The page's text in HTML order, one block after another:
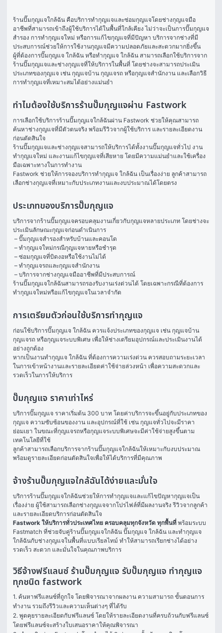
ร้านปั๊มกุญแจใกล้ฉัน คือบริการทำกุญแจและซ่อมกุญแจโดยช่างกุญแจมือ
อาชีพที่สามารถเข้าถึงผู้ใช้บริการได้ในพื้นที่ใกล้เคียง ไม่ว่าจะเป็นการปั๊มกุญแจ
สำรอง การทำกุญแจใหม่ หรือการแก้ไขกุญแจที่มีปัญหา บริการจากช่างที่มี
ประสบการณ์ช่วยให้การใช้งานกุญแจมีความปลอดภัยและสะดวกมากยิ่งขึ้น
ผู้ที่ต้องการปั๊มกุญแจ ใกล้ฉัน หรือทํากุญแจ ใกล้ฉัน สามารถเลือกใช้บริการจาก
ร้านปั๊มกุญแจและช่างกุญแจที่ให้บริการในพื้นที่ โดยช่างจะสามารถประเมิน
ประเภทของกุญแจ เช่น กุญแจบ้าน กุญแจรถ หรือกุญแจสำนักงาน และเลือกวิธี
การทำกุญแจที่เหมาะสมได้อย่างแม่นยำ
ทำไมต้องใช้บริการร้านปั๊มกุญแจผ่าน Fastwork
การเลือกใช้บริการร้านปั๊มกุญแจใกล้ฉันผ่าน Fastwork ช่วยให้คุณสามารถ
ค้นหาช่างกุญแจที่มีตัวตนจริง พร้อมรีวิวจากผู้ใช้บริการ และรายละเอียดงาน
ก่อนตัดสินใจ
ร้านปั๊มกุญแจและช่างกุญแจสามารถให้บริการได้ทั้งงานปั๊มกุญแจทั่วไป งาน
ทำกุญแจใหม่ และงานแก้ไขกุญแจที่เสียหาย โดยมีความแม่นยำและใช้เครื่อง
มือเฉพาะทางในการทำงาน
Fastwork ช่วยให้การจองบริการทํากุญแจ ใกล้ฉัน เป็นเรื่องง่าย ลูกค้าสามารถ
เลือกช่างกุญแจที่เหมาะกับประเภทงานและงบประมาณได้โดยตรง
ประเภทของบริการปั๊มกุญแจ
บริการจากร้านปั๊มกุญแจครอบคลุมงานเกี่ยวกับกุญแจหลายประเภท โดยช่างจะ
ประเมินลักษณะกุญแจก่อนดำเนินการ
– ปั๊มกุญแจสำรองสำหรับบ้านและคอนโด
– ทำกุญแจใหม่กรณีกุญแจหายหรือชำรุด
– ซ่อมกุญแจที่บิดงอหรือใช้งานไม่ได้
– ทำกุญแจรถและกุญแจสำนักงาน
– บริการจากช่างกุญแจมืออาชีพที่มีประสบการณ์
ร้านปั๊มกุญแจใกล้ฉันสามารถรองรับงานเร่งด่วนได้ โดยเฉพาะกรณีที่ต้องการ
ทำกุญแจใหม่หรือแก้ไขกุญแจในเวลาจำกัด
การเตรียมตัวก่อนใช้บริการทำกุญแจ
ก่อนใช้บริการปั๊มกุญแจ ใกล้ฉัน ควรแจ้งประเภทของกุญแจ เช่น กุญแจบ้าน
กุญแจรถ หรือกุญแจระบบพิเศษ เพื่อให้ช่างเตรียมอุปกรณ์และประเมินงานได้
อย่างถูกต้อง
หากเป็นงานทํากุญแจ ใกล้ฉัน ที่ต้องการความเร่งด่วน ควรสอบถามระยะเวลา
ในการเข้าหน้างานและรายละเอียดค่าใช้จ่ายล่วงหน้า เพื่อความสะดวกและ
รวดเร็วในการให้บริการ
ปั๊มกุญแจ ราคาเท่าไหร่
บริการปั๊มกุญแจ ราคาเริ่มต้น 300 บาท โดยค่าบริการจะขึ้นอยู่กับประเภทของ
กุญแจ ความซับซ้อนของงาน และอุปกรณ์ที่ใช้ เช่น กุญแจทั่วไปจะมีราคา
ย่อมเยา ในขณะที่กุญแจรถหรือกุญแจระบบพิเศษจะมีค่าใช้จ่ายสูงขึ้นตาม
เทคโนโลยีที่ใช้
ลูกค้าสามารถเลือกบริการจากร้านปั๊มกุญแจใกล้ฉันให้เหมาะกับงบประมาณ
พร้อมดูรายละเอียดก่อนตัดสินใจเพื่อให้ได้บริการที่มีคุณภาพ
จ้างร้านปั๊มกุญแจใกล้ฉันได้ง่ายและมั่นใจ
บริการร้านปั๊มกุญแจใกล้ฉันช่วยให้การทำกุญแจและแก้ไขปัญหากุญแจเป็น
เรื่องง่าย ผู้ใช้สามารถเลือกช่างกุญแจจากโปรไฟล์ที่มีผลงานจริง รีวิวจากลูกค้า
และรายละเอียดบริการก่อนตัดสินใจ
Fastwork ให้บริการทั่วประเทศไทย ครอบคลุมทุกจังหวัด ทุกพื้นที่ พร้อมระบบ
Fastmatch ที่ช่วยจับคู่ร้านปั๊มกุญแจใกล้ฉัน ปั๊มกุญแจ ใกล้ฉัน และทํากุญแจ
ใกล้ฉันกับช่างกุญแจในพื้นที่แบบเรียลไทม์ ทำให้สามารถเรียกช่างได้อย่าง
รวดเร็ว สะดวก และมั่นใจในคุณภาพบริการ
วิธีจ้างฟรีแลนซ์ ร้านปั๊มกุญแจ รับปั๊มกุญแจ ทำกุญแจ
ทุกชนิด fastwork
1. ค้นหาฟรีแลนซ์ที่ถูกใจ โดยพิจารณาจากผลงาน ความสามารถ ขั้นตอนการ
ทำงาน รวมถึงรีวิวและความเห็นต่างๆ ที่ได้รับ
2. พูดคุยรายละเอียดกับฟรีแลนซ์ โดยให้รายละเอียดงานที่ครบถ้วนกับฟรีแลนซ์
โดยฟรีแลนซ์จะสร้างใบเสนอราคาให้คุณพิจารณา